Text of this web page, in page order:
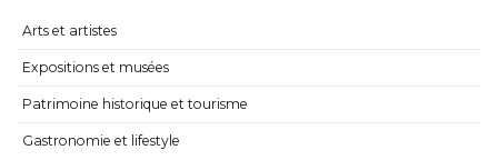
Arts et artistes
Expositions et musées
Patrimoine historique et tourisme
Gastronomie et lifestyle